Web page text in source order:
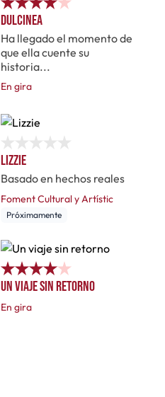
Dulcinea
Ha llegado el momento de
que ella cuente su
historia...
En gira
Lizzie
Basado en hechos reales
Foment Cultural y Artístic
Próximamente
Un viaje sin retorno
En gira